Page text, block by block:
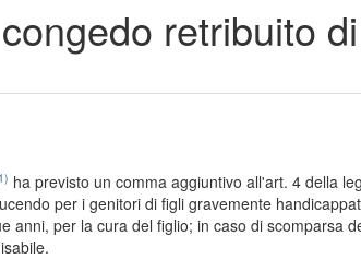
retribuito
ha previsto un comma aggiuntivo all'art. 4 della
per i genitori di figli gravemente
anni, per la cura del figlio; in caso di scomparsa